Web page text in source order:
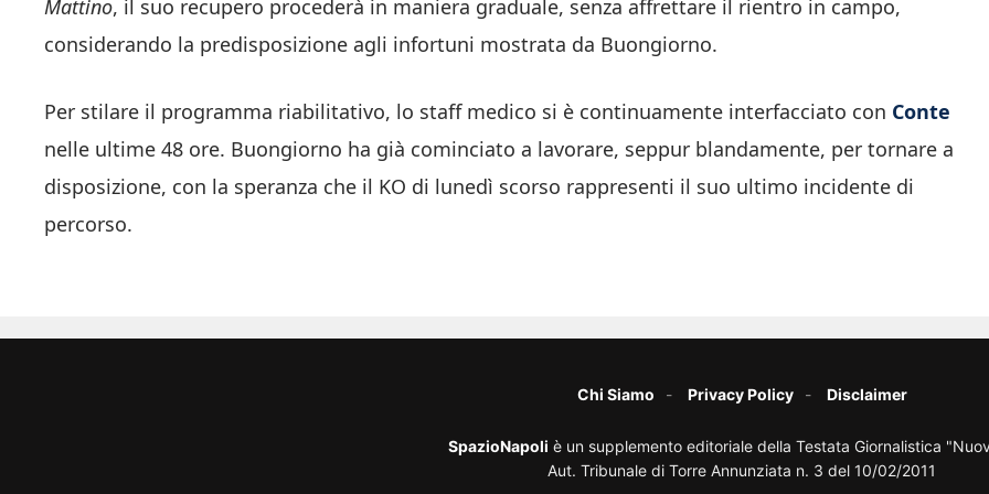
Mattino, il suo recupero procederà in maniera graduale, senza affrettare il rientro in campo,
considerando la predisposizione agli infortuni mostrata da Buongiorno.
Per stilare il programma riabilitativo, lo staff medico si è continuamente interfacciato con Conte
nelle ultime 48 ore. Buongiorno ha già cominciato a lavorare, seppur blandamente, per tornare a
disposizione, con la speranza che il KO di lunedì scorso rappresenti il suo ultimo incidente di
percorso.
Chi Siamo Privacy Policy Disclaimer
SpazioNapoli è un supplemento editoriale della Testata Giornalistica
Aut. Tribunale di Torre Annunziata n. 3 del 10/02/2011